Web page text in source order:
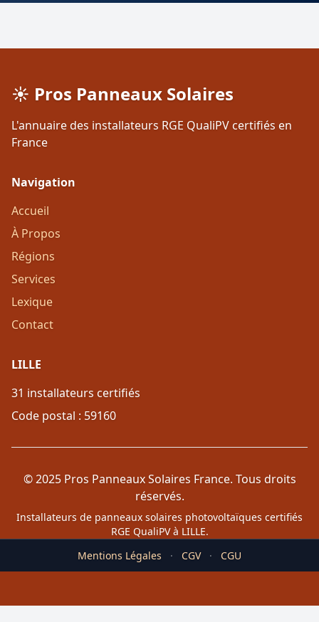
☀️ Pros Panneaux Solaires
L'annuaire des installateurs RGE QualiPV certifiés en
France
Navigation
Accueil
À Propos
Régions
Services
Lexique
Contact
LILLE
31 installateurs certifiés
Code postal : 59160
© 2025 Pros Panneaux Solaires France. Tous droits
réservés.
Installateurs de panneaux solaires photovoltaïques certifiés
RGE QualiPV à LILLE.
Mentions Légales
· CGV · CGU